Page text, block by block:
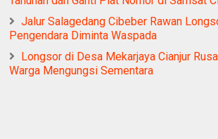
Jalur Salagedang Cibeber Rawan
Pengendara Diminta Waspada
Longsor di Desa Mekarjaya Cianjur
Warga Mengungsi Sementara